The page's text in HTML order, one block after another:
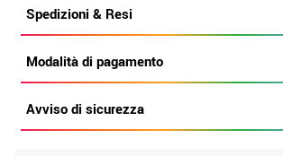
Spedizioni & Resi
Modalità di pagamento
Avviso di sicurezza